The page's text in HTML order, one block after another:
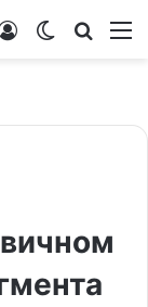
Switch
Войти